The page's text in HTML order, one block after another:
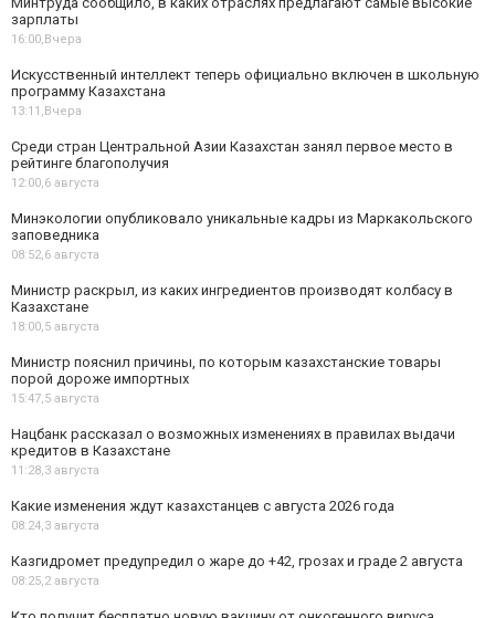
зарплаты
16:00,Вчера
Искусственный интеллект теперь официально включен в школьную
программу Казахстана
13:11,Вчера
Среди стран Центральной Азии Казахстан занял первое место в
рейтинге благополучия
12:00,6 августа
Минэкологии опубликовало уникальные кадры из Маркакольского
заповедника
08:52,6 августа
Министр раскрыл, из каких ингредиентов производят колбасу в
Казахстане
18:00,5 августа
Министр пояснил причины, по которым казахстанские товары
порой дороже импортных
15:47,5 августа
Нацбанк рассказал о возможных изменениях в правилах выдачи
кредитов в Казахстане
11:28,3 августа
Какие изменения ждут казахстанцев с августа 2026 года
08:24,3 августа
Казгидромет предупредил о жаре до +42, грозах и граде 2 августа
08:25,2 августа